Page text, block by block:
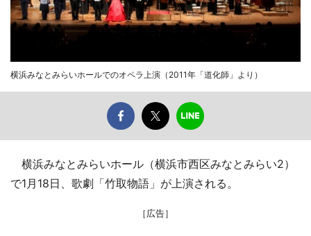
横浜みなとみらいホールでのオペラ上演（2011年「道化師」より）
横浜みなとみらいホール（横浜市西区みなとみらい2）
で1月18日、歌劇「竹取物語」が上演される。
［広告］